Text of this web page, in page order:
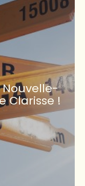
Nouvelle-
Clarisse !